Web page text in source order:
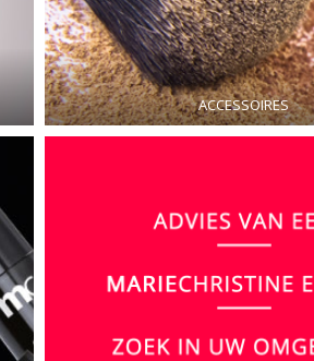
ACCESSOIRES